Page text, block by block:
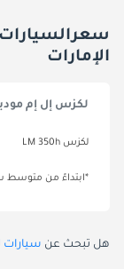
الإمارات
لكزس إل إم
لكزس LM 350h
*ابتداءً من متوسط
هل تبحث عن سيارات